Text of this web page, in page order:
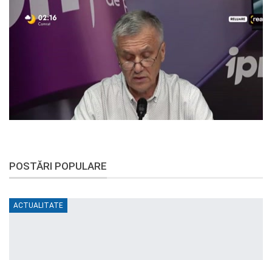
POSTĂRI POPULARE
ACTUALITATE